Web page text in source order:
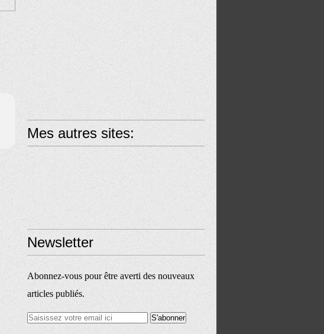
Mes autres sites:
Newsletter
Abonnez-vous pour être averti des nouveaux
articles publiés.